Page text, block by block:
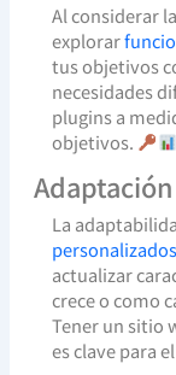
Al considerar
explorar
tus objetivos
necesidades
plugins a
objetivos.
La
actualizar
crece o como
Tener un sitio
es clave para